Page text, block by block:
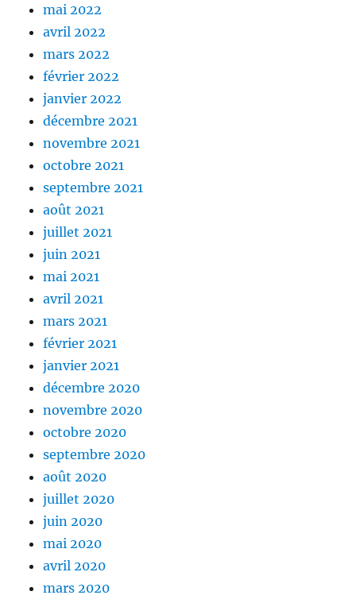
mai 2022
avril 2022
mars 2022
février 2022
janvier 2022
décembre 2021
novembre 2021
octobre 2021
septembre 2021
août 2021
juillet 2021
juin 2021
mai 2021
avril 2021
mars 2021
février 2021
janvier 2021
décembre 2020
novembre 2020
octobre 2020
septembre 2020
août 2020
juillet 2020
juin 2020
mai 2020
avril 2020
mars 2020